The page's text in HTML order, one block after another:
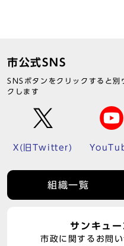
市公式SNS
SNSボタンをクリックすると別
クします
X(旧Twitter)
組織一覧
サンキュ
市政に関するお問